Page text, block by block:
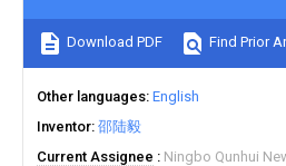
Download PDF Find Prior
Other languages English
Inventor 邵陆毅
Current Assignee
Ningbo Qunhui